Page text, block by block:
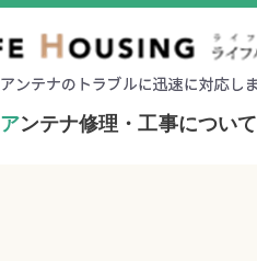
アンテナ修理・工事について